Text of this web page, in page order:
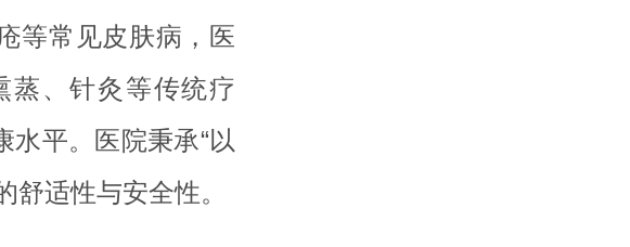
等常见皮肤病，医
蒸、针灸等传统疗
平。医院秉承“以
舒适性与安全性。